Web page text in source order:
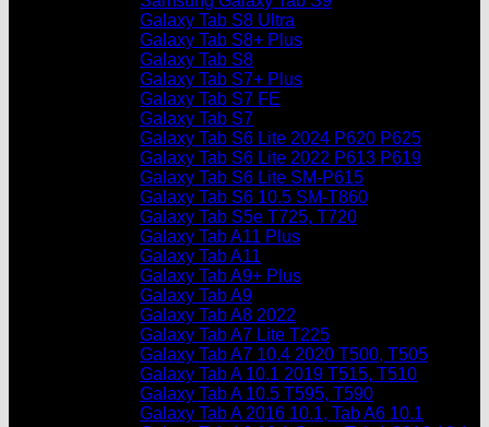
Galaxy Tab S8 Ultra
Galaxy Tab S8+ Plus
Galaxy Tab S8
Galaxy Tab S7+ Plus
Galaxy Tab S7 FE
Galaxy Tab S7
Galaxy Tab S6 Lite 2024 P620 P625
Galaxy Tab S6 Lite 2022 P613 P619
Galaxy Tab S6 Lite SM-P615
Galaxy Tab S6 10.5 SM-T860
Galaxy Tab S5e T725, T720
Galaxy Tab A11 Plus
Galaxy Tab A11
Galaxy Tab A9+ Plus
Galaxy Tab A9
Galaxy Tab A8 2022
Galaxy Tab A7 Lite T225
Galaxy Tab A7 10.4 2020 T500, T505
Galaxy Tab A 10.1 2019 T515, T510
Galaxy Tab A 10.5 T595, T590
Galaxy Tab A 2016 10.1, Tab A6 10.1